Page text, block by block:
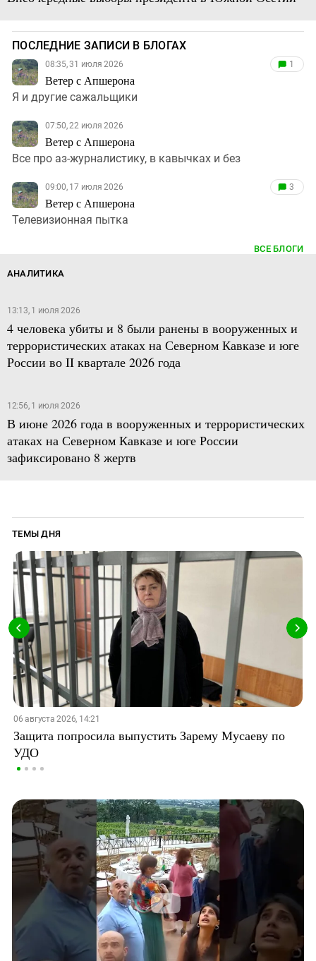
ПОСЛЕДНИЕ ЗАПИСИ В БЛОГАХ
08:35, 31 июля 2026
Ветер с Апшерона
1
Я и другие сажальщики
07:50, 22 июля 2026
Ветер с Апшерона
Все про аз-журналистику, в кавычках и без
09:00, 17 июля 2026
Ветер с Апшерона
3
Телевизионная пытка
ВСЕ БЛОГИ
АНАЛИТИКА
13:13, 1 июля 2026
4 человека убиты и 8 были ранены в вооруженных и
террористических атаках на Северном Кавказе и юге
России во II квартале 2026 года
12:56, 1 июля 2026
В июне 2026 года в вооруженных и террористических
атаках на Северном Кавказе и юге России
зафиксировано 8 жертв
ТЕМЫ ДНЯ
06 августа 2026, 14:21
Защита попросила выпустить Зарему Мусаеву по
УДО